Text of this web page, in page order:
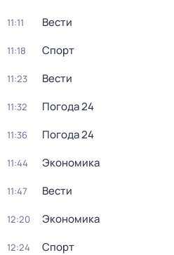
11:11 Вести
11:18 Спорт
11:23 Вести
11:32 Погода 24
11:36 Погода 24
11:44 Экономика
11:47 Вести
12:20 Экономика
12:24 Спорт